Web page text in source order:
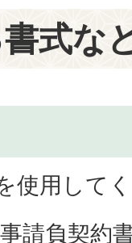
式な
使用して
請負契約